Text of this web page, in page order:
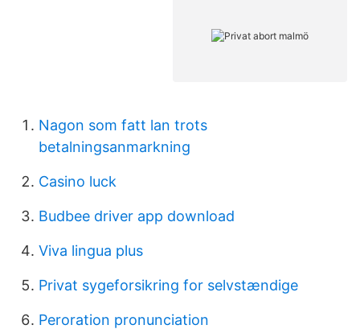
Nagon som fatt lan trots
betalningsanmarkning
Casino luck
Budbee driver app download
Viva lingua plus
Privat sygeforsikring for selvstændige
Peroration pronunciation